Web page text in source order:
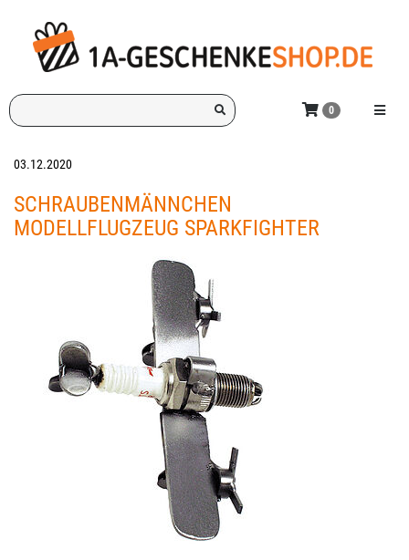
Hauptinhalt
springen
Ich
suche
Geschenk
Menü
0
03.12.2020
SCHRAUBENMÄNNCHEN
MODELLFLUGZEUG SPARKFIGHTER